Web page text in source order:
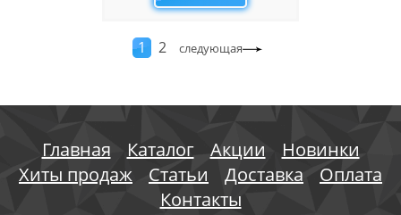
1 2 следующая
Главная Каталог Акции
Новинки
Хиты продаж
Статьи Доставка
Оплата
Контакты